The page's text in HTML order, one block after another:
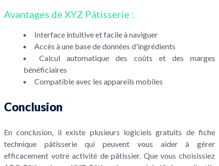
Avantages de XYZ Pâtisserie :
Interface intuitive et facile à naviguer
Accès à une base de données d'ingrédients
Calcul automatique des coûts et des marges
bénéficiaires
Compatible avec les appareils mobiles
Conclusion
En conclusion, il existe plusieurs logiciels gratuits de fiche
technique pâtisserie qui peuvent vous aider à gérer
efficacement votre activité de pâtissier. Que vous choisissiez